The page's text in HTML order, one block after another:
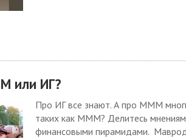
или ИГ?
Про ИГ все знают. А про МММ
таких как МММ? Делитесь
финансовыми пирамидами.